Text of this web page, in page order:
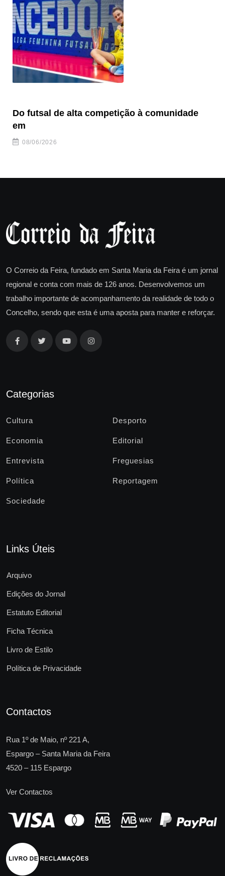
Do futsal de alta competição à comunidade
em
08/06/2026
O Correio da Feira, fundado em Santa Maria da Feira é um jornal
regional e conta com mais de 126 anos. Desenvolvemos um
trabalho importante de acompanhamento da realidade de todo o
Concelho, sendo que esta é uma aposta para manter e reforçar.
Categorias
Cultura Desporto
Economia Editorial
Entrevista Freguesias
Política Reportagem
Sociedade
Links Úteis
Arquivo
Edições do Jornal
Estatuto Editorial
Ficha Técnica
Livro de Estilo
Política de Privacidade
Contactos
Rua 1º de Maio, nº 221 A,
Espargo – Santa Maria da Feira
4520 – 115 Espargo
Ver Contactos